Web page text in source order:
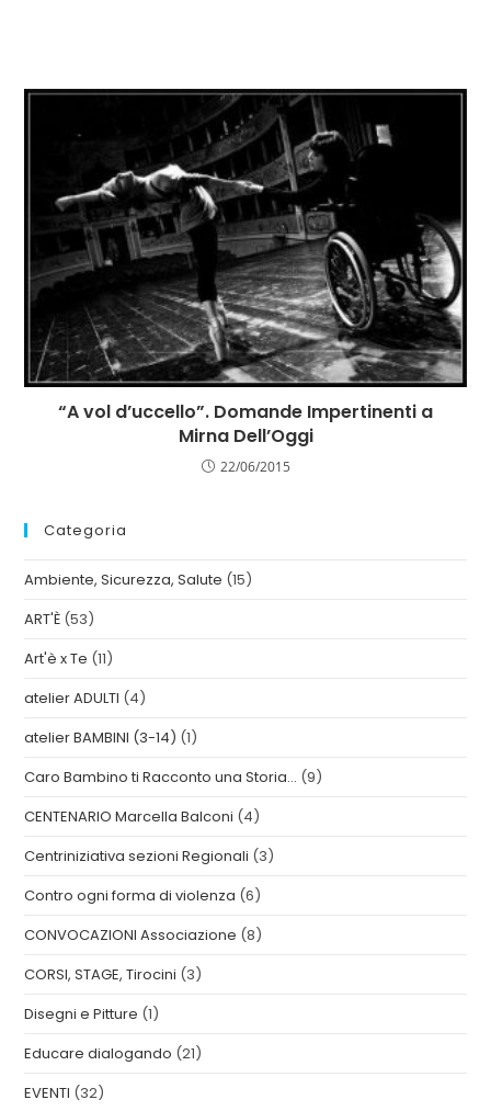
“A vol d’uccello”. Domande Impertinenti a
Mirna Dell’Oggi
22/06/2015
Categoria
Ambiente, Sicurezza, Salute (15)
ART'È (53)
Art'è x Te (11)
atelier ADULTI (4)
atelier BAMBINI (3-14) (1)
Caro Bambino ti Racconto una Storia… (9)
CENTENARIO Marcella Balconi (4)
Centriniziativa sezioni Regionali (3)
Contro ogni forma di violenza (6)
CONVOCAZIONI Associazione (8)
CORSI, STAGE, Tirocini (3)
Disegni e Pitture (1)
Educare dialogando (21)
EVENTI (32)